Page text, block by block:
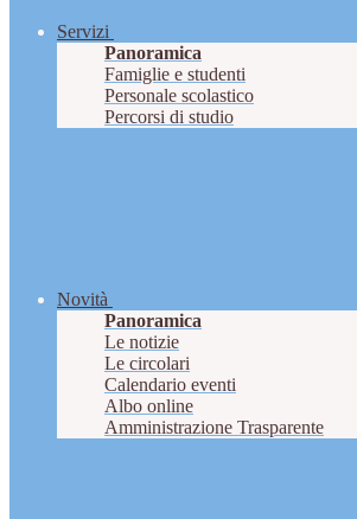
Servizi
Panoramica
Famiglie e studenti
Personale scolastico
Percorsi di studio
Novità
Panoramica
Le notizie
Le circolari
Calendario eventi
Albo online
Amministrazione Trasparente